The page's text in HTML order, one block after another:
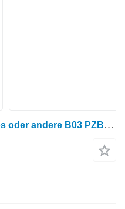
Hydraulikpumpe für Tur/Ergos oder andere B03 PZBAN3025HL10 für Radtraktor